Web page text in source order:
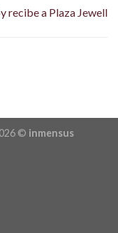
recibe a Plaza Jewell
© inmensus